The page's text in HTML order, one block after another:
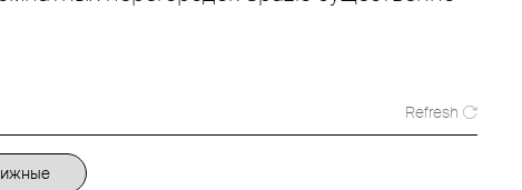
Refresh